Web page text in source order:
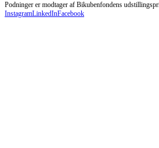
Podninger er modtager af Bikubenfondens
InstagramLinkedInFacebook